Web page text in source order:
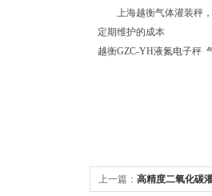
上海越衡气体灌装秤，
定期维护的成本
越衡GZC-YH液氮电子秤
上一篇： 高精度二氧化碳